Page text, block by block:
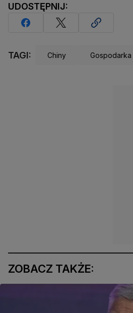
UDOSTĘPNIJ:
TAGI: Chiny Gospodarka
ZOBACZ TAKŻE: